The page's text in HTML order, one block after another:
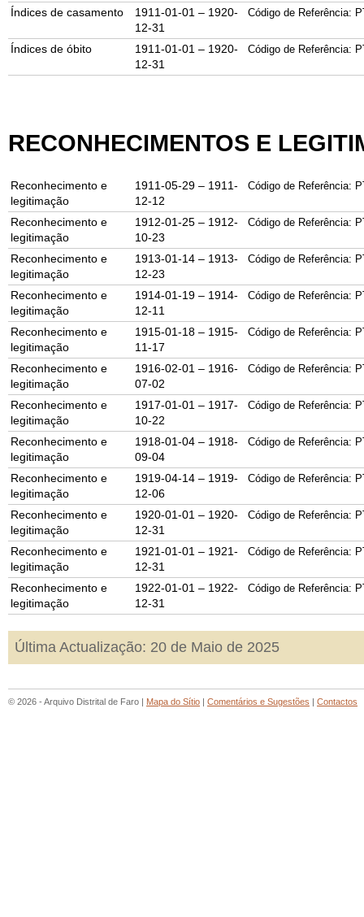
Índices de casamento
1911-01-01 – 1920-
12-31
Código de Referência:
Índices de óbito
1911-01-01 – 1920-
12-31
Código de Referência:
RECONHECIMENTOS E
Reconhecimento e
legitimação
1911-05-29 – 1911-
12-12
Código de Referência:
Reconhecimento e
legitimação
1912-01-25 – 1912-
10-23
Código de Referência:
Reconhecimento e
legitimação
1913-01-14 – 1913-
12-23
Código de Referência:
Reconhecimento e
legitimação
1914-01-19 – 1914-
12-11
Código de Referência:
Reconhecimento e
legitimação
1915-01-18 – 1915-
11-17
Código de Referência:
Reconhecimento e
legitimação
1916-02-01 – 1916-
07-02
Código de Referência:
Reconhecimento e
legitimação
1917-01-01 – 1917-
10-22
Código de Referência:
Reconhecimento e
legitimação
1918-01-04 – 1918-
09-04
Código de Referência:
Reconhecimento e
legitimação
1919-04-14 – 1919-
12-06
Código de Referência:
Reconhecimento e
legitimação
1920-01-01 – 1920-
12-31
Código de Referência:
Reconhecimento e
legitimação
1921-01-01 – 1921-
12-31
Código de Referência:
Reconhecimento e
legitimação
1922-01-01 – 1922-
12-31
Código de Referência:
Última Actualização: 20 de Maio de 2025
© 2026 - Arquivo Distrital de Faro | Mapa do Sítio | Comentários e Sugestões | Contactos